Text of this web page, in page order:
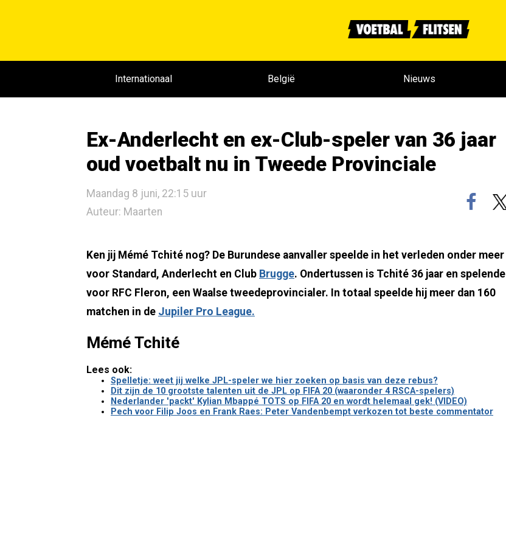
Internationaal België Nieuws
Ex-Anderlecht en ex-Club-speler van 36 jaar
oud voetbalt nu in Tweede Provinciale
Maandag 8 juni, 22:15 uur
Auteur: Maarten
Ken jij Mémé Tchité nog? De Burundese aanvaller speelde in het verleden onder meer
voor Standard, Anderlecht en Club Brugge. Ondertussen is Tchité 36 jaar en spelende
voor RFC Fleron, een Waalse tweedeprovincialer. In totaal speelde hij meer dan 160
matchen in de Jupiler Pro League.
Mémé Tchité
Lees ook:
Spelletje: weet jij welke JPL-speler we hier zoeken op basis van deze rebus?
Dit zijn de 10 grootste talenten uit de JPL op FIFA 20 (waaronder 4 RSCA-spelers)
Nederlander 'packt' Kylian Mbappé TOTS op FIFA 20 en wordt helemaal gek! (VIDEO)
Pech voor Filip Joos en Frank Raes: Peter Vandenbempt verkozen tot beste commentator